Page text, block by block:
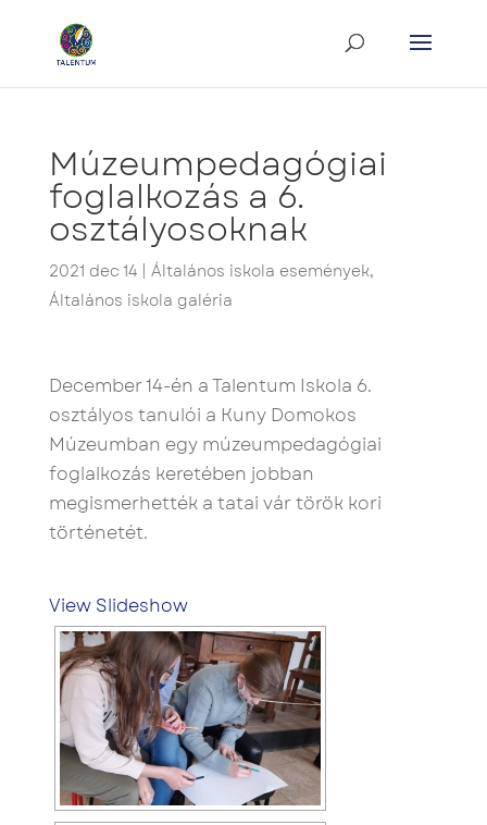
Múzeumpedagógiai
foglalkozás a 6.
osztályosoknak
2021 dec 14| Általános iskola események,
Általános iskola galéria
December 14-én a Talentum Iskola 6.
osztályos tanulói a Kuny Domokos
Múzeumban egy múzeumpedagógiai
foglalkozás keretében jobban
megismerhették a tatai vár török kori
történetét.
View Slideshow